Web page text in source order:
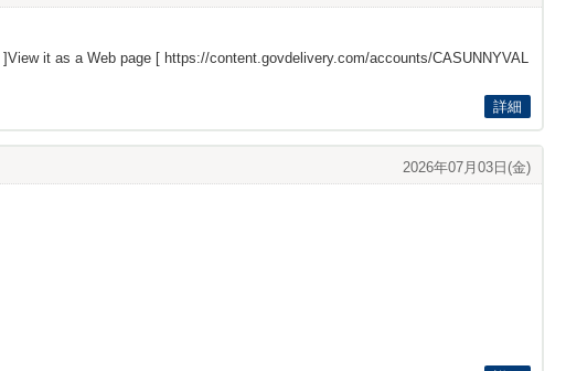
]View it as a Web page [ https://content.govdelivery.com/accounts/CASUNNYVAL
詳細
2026年07月03日(金)